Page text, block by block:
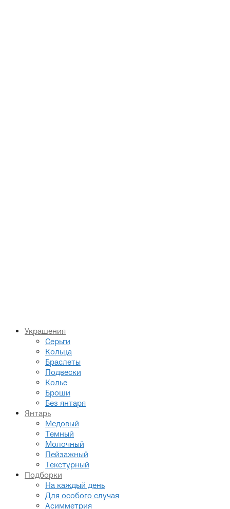
Украшения
Серьги
Кольца
Браслеты
Подвески
Колье
Броши
Без янтаря
Янтарь
Медовый
Темный
Молочный
Пейзажный
Текстурный
Подборки
На каждый день
Для особого случая
Асимметрия